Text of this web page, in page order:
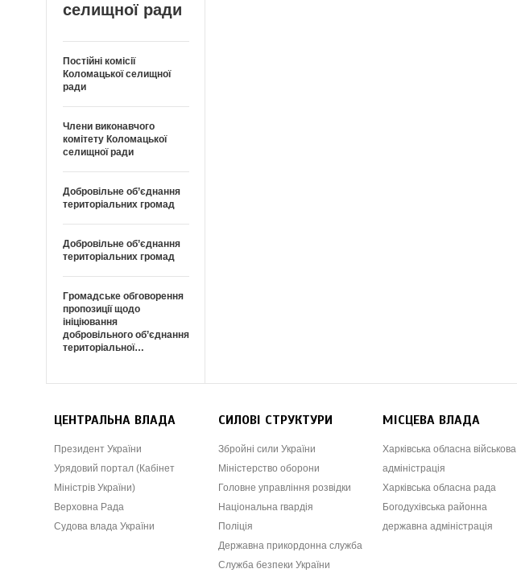
селищної ради
Постійні комісії
Коломацької селищної
ради
Члени виконавчого
комітету Коломацької
селищної ради
Добровільне об’єднання
територіальних громад
Добровільне об’єднання
територіальних громад
Громадське обговорення
пропозиції щодо
ініціювання
добровільного об’єднання
територіальної…
ЦЕНТРАЛЬНА ВЛАДА
Президент України
Урядовий портал (Кабінет
Міністрів України)
Верховна Рада
Судова влада України
СИЛОВІ СТРУКТУРИ
Збройні сили України
Міністерство оборони
Головне управління розвідки
Національна гвардія
Поліція
Державна прикордонна служба
Служба безпеки України
МІСЦЕВА ВЛАДА
Харківська обласна військова
адміністрація
Харківська обласна рада
Богодухівська районна
державна адміністрація